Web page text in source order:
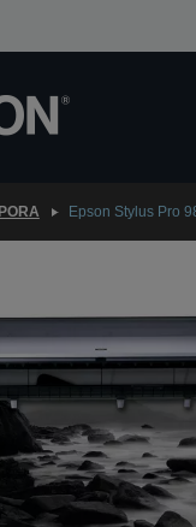
Epson Stylus Pro